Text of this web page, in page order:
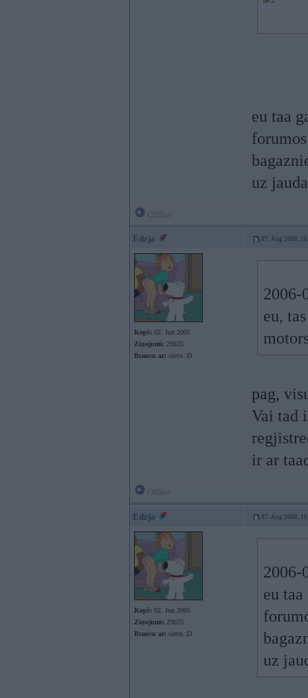
eu taa
uz
Edzja 07. Aug 2006,
Kopš: 02. Jun 2005
Ziņojumi: 29025
Braucu ar: sievu :D
2006-
eu,
pag,
Vai tad
ir ar
Edzja 07. Aug 2006,
Kopš: 02. Jun 2005
Ziņojumi: 29025
Braucu ar: sievu :D
2006-
eu
uz